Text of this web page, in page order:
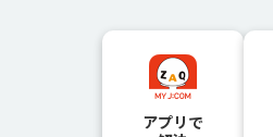
アプリで